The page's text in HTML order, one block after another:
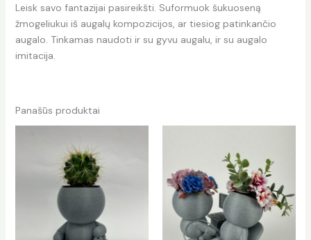
Leisk savo fantazijai pasireikšti. Suformuok šukuoseną
žmogeliukui iš augalų kompozicijos, ar tiesiog patinkančio
augalo. Tinkamas naudoti ir su gyvu augalu, ir su augalo
imitacija.
Panašūs produktai